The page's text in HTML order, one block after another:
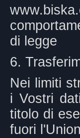
di legge
6.
Nei limiti
i Vostri
titolo di
fuori